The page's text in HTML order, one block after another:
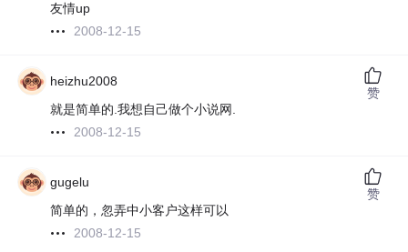
友情up
2008-12-15
heizhu2008
就是简单的.我想自己做个小说网.
2008-12-15
赞
gugelu
简单的，忽弄中小客户这样可以
2008-12-15
赞